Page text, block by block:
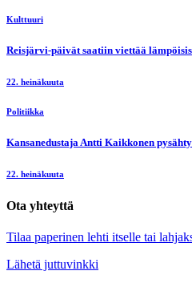
Kulttuuri
Reisjärvi-päivät saatiin viettää
22. heinäkuuta
Politiikka
Kansanedustaja Antti Kaikkonen
22. heinäkuuta
Ota yhteyttä
Tilaa paperinen lehti itselle tai
Lähetä juttuvinkki